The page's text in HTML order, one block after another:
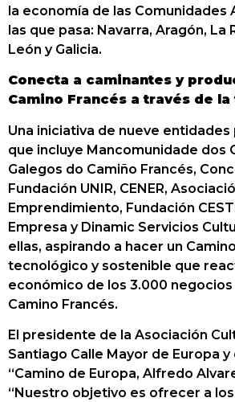
la economía de las Comunidades
las que pasa: Navarra, Aragón, La
León y Galicia.
Conecta a caminantes y
Camino Francés a través de
Una iniciativa de nueve
que incluye Mancomunidade dos
Galegos do Camiño Francés,
Fundación UNIR, CENER,
Emprendimiento, Fundación
Empresa y Dinamic Servicios
ellas, aspirando a hacer un
tecnológico y sostenible que
económico de los 3.000 negocios
Camino Francés.
El presidente de la Asociación
Santiago Calle Mayor de Europa
“Camino de Europa, Alfredo
“Nuestro objetivo es ofrecer a